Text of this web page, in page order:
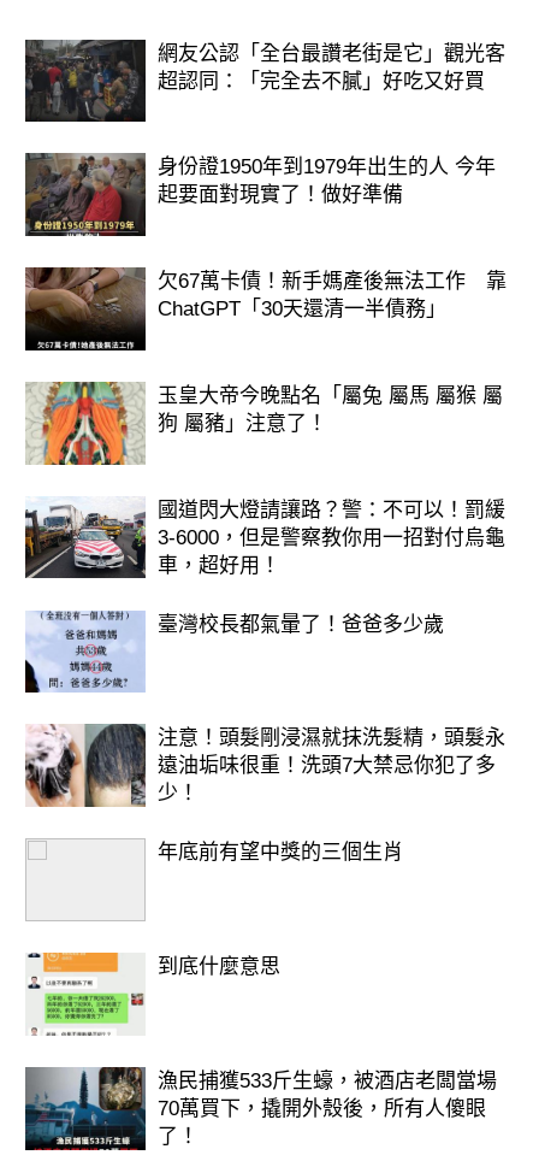
>>>>https://lihi.cc/Ozo8m
網友公認「全台最讚老街是它」觀光客
超認同：「完全去不膩」好吃又好買
身份證1950年到1979年出生的人 今年
起要面對現實了！做好準備
欠67萬卡債！新手媽產後無法工作 靠
ChatGPT「30天還清一半債務」
玉皇大帝今晚點名「屬兔 屬馬 屬猴 屬
狗 屬豬」注意了！
國道閃大燈請讓路？警：不可以！罰緩
3-6000，但是警察教你用一招對付烏龜
車，超好用！
臺灣校長都氣暈了！爸爸多少歲
注意！頭髮剛浸濕就抹洗髮精，頭髮永
遠油垢味很重！洗頭7大禁忌你犯了多
少！
年底前有望中獎的三個生肖
到底什麼意思
漁民捕獲533斤生蠔，被酒店老闆當場
70萬買下，撬開外殼後，所有人傻眼
了！